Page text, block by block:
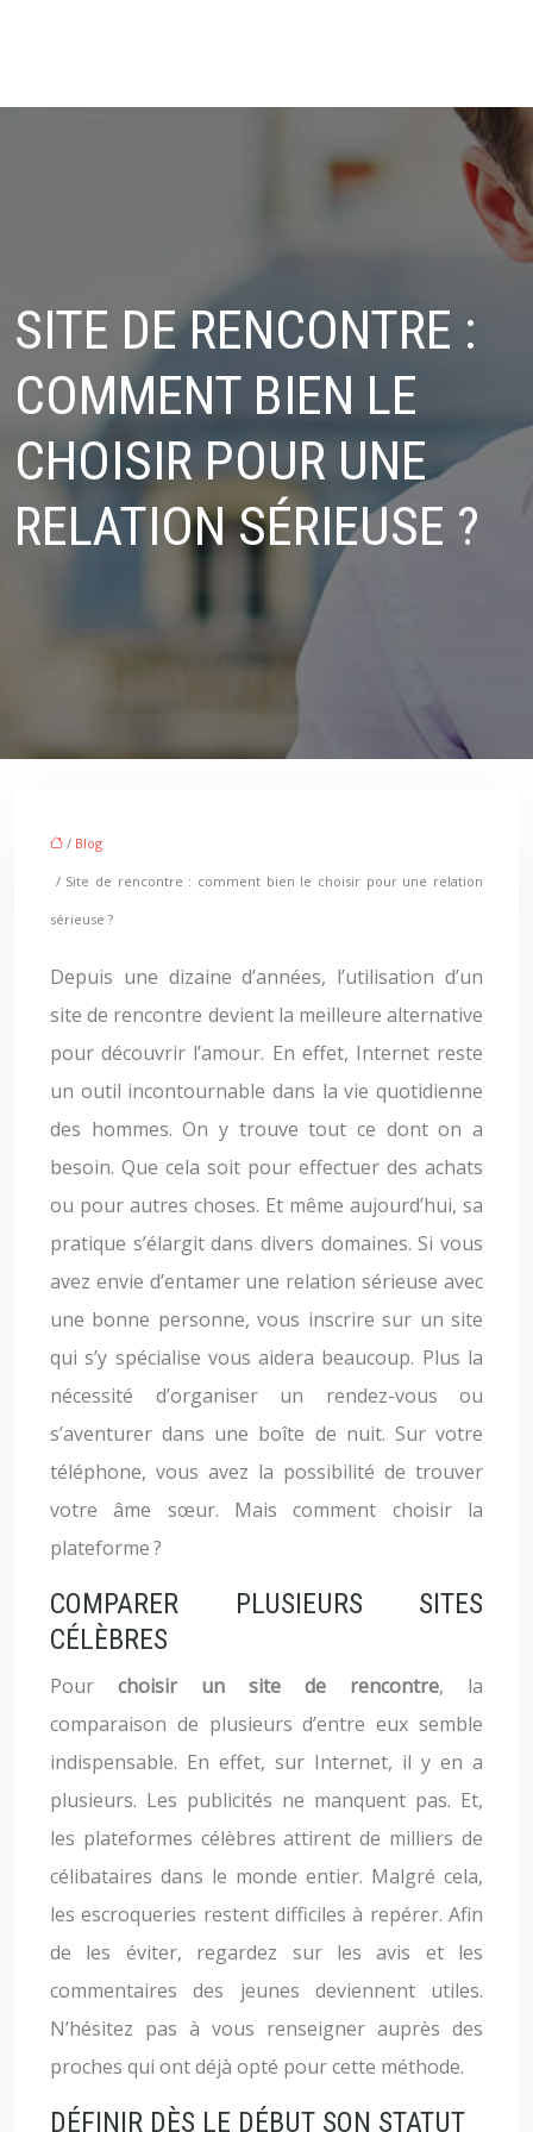
SITE DE RENCONTRE :
COMMENT BIEN LE
CHOISIR POUR UNE
RELATION SÉRIEUSE ?
/ Blog
/ Site de rencontre : comment bien le choisir pour une relation
sérieuse ?
Depuis une dizaine d’années, l’utilisation d’un
site de rencontre devient la meilleure alternative
pour découvrir l’amour. En effet, Internet reste
un outil incontournable dans la vie quotidienne
des hommes. On y trouve tout ce dont on a
besoin. Que cela soit pour effectuer des achats
ou pour autres choses. Et même aujourd’hui, sa
pratique s’élargit dans divers domaines. Si vous
avez envie d’entamer une relation sérieuse avec
une bonne personne, vous inscrire sur un site
qui s’y spécialise vous aidera beaucoup. Plus la
nécessité d’organiser un rendez-vous ou
s’aventurer dans une boîte de nuit. Sur votre
téléphone, vous avez la possibilité de trouver
votre âme sœur. Mais comment choisir la
plateforme ?
COMPARER PLUSIEURS SITES
CÉLÈBRES
Pour choisir un site de rencontre, la
comparaison de plusieurs d’entre eux semble
indispensable. En effet, sur Internet, il y en a
plusieurs. Les publicités ne manquent pas. Et,
les plateformes célèbres attirent de milliers de
célibataires dans le monde entier. Malgré cela,
les escroqueries restent difficiles à repérer. Afin
de les éviter, regardez sur les avis et les
commentaires des jeunes deviennent utiles.
N’hésitez pas à vous renseigner auprès des
proches qui ont déjà opté pour cette méthode.
DÉFINIR DÈS LE DÉBUT SON STATUT